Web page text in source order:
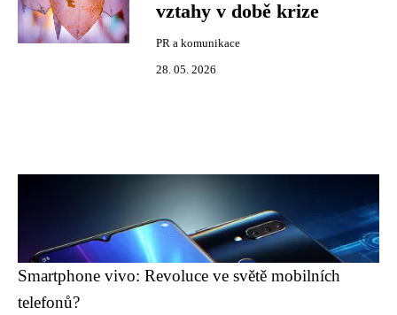
vztahy v době krize
PR a komunikace
28. 05. 2026
Smartphone vivo: Revoluce ve světě mobilních
telefonů?